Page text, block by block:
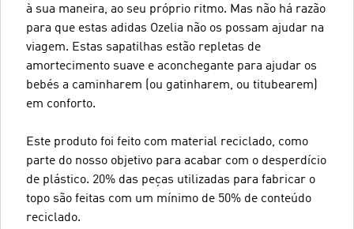
à sua maneira, ao seu próprio ritmo. Mas não há razão
para que estas adidas Ozelia não os possam ajudar na
viagem. Estas sapatilhas estão repletas de
amortecimento suave e aconchegante para ajudar os
bebés a caminharem (ou gatinharem, ou titubearem)
em conforto.
Este produto foi feito com material reciclado, como
parte do nosso objetivo para acabar com o desperdício
de plástico. 20% das peças utilizadas para fabricar o
topo são feitas com um mínimo de 50% de conteúdo
reciclado.